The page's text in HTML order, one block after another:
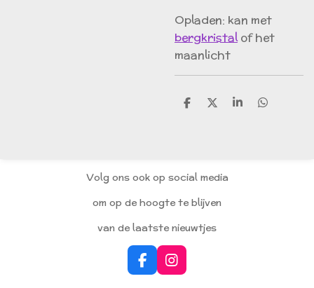
Opladen: kan met
bergkristalof het
maanlicht
D
D
S
D
Volg ons ook op social media
om op de hoogte te blijven
van de laatste nieuwtjes
F
a
I
n